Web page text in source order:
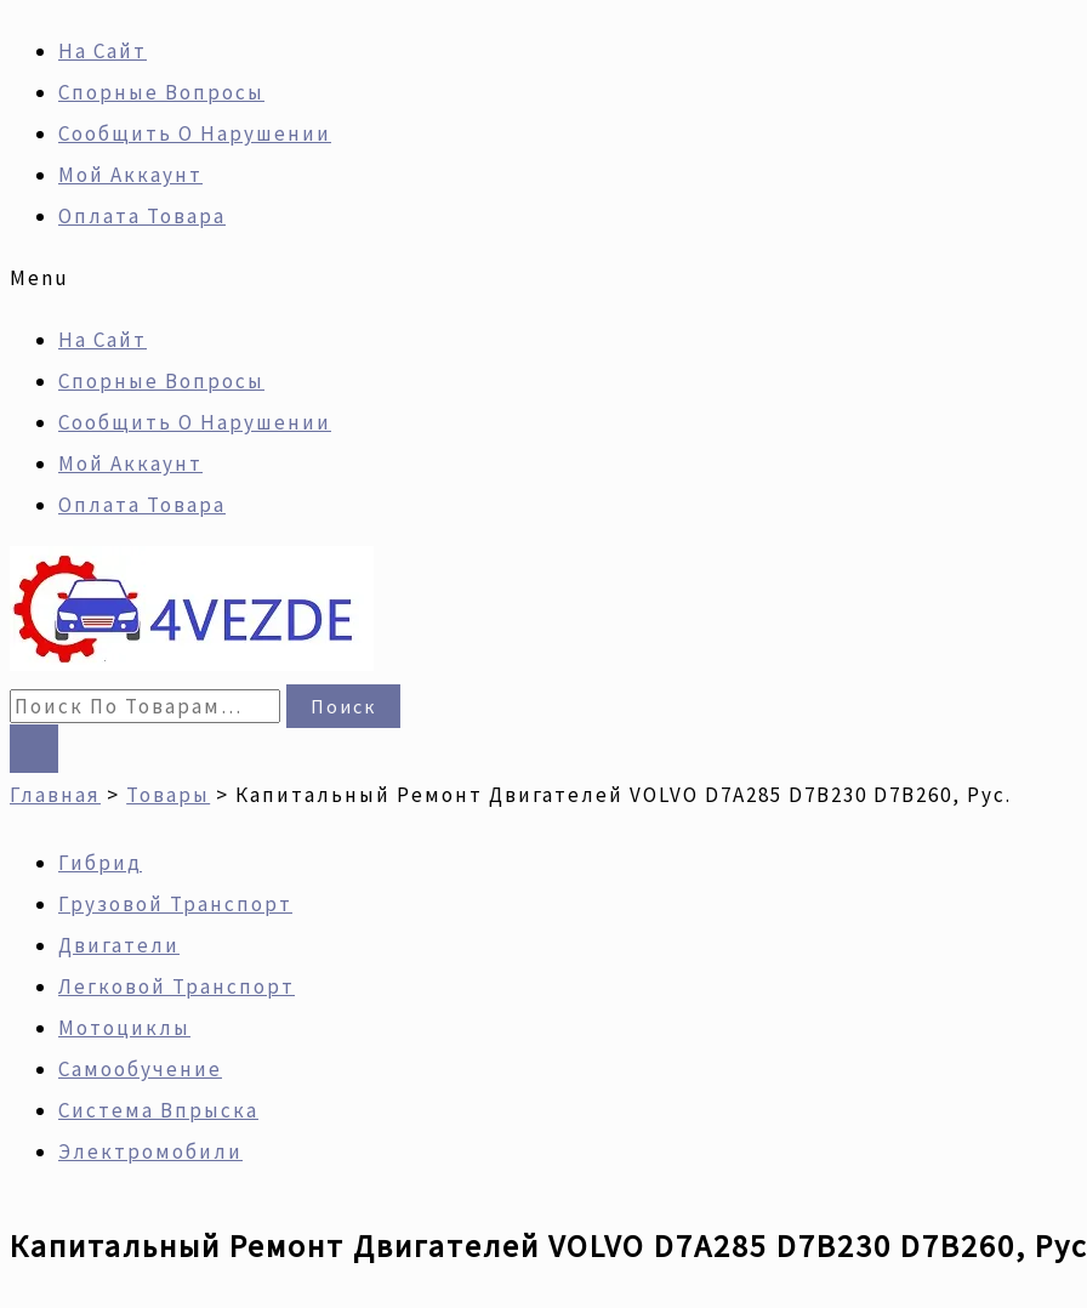
Содержимому
На Сайт
Спорные Вопросы
Сообщить О Нарушении
Мой Аккаунт
Оплата Товара
Menu
На Сайт
Спорные Вопросы
Сообщить О Нарушении
Мой Аккаунт
Оплата Товара
Поиск
Главная Товары Капитальный Ремонт Двигателей VOLVO D7A285 D7B230 D7B260, Рус.
Гибрид
Грузовой Транспорт
Двигатели
Легковой Транспорт
Мотоциклы
Самообучение
Система Впрыска
Электромобили
Капитальный Ремонт Двигателей VOLVO D7A285 D7B230 D7B260,
Товара
Капитальный
Ремонт
Двигателей
VOLVO
D7A285
D7B260,
Рус.